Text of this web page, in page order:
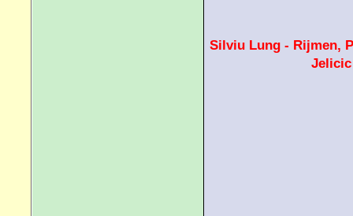
Silviu Lung - Rijmen,
Jelicic